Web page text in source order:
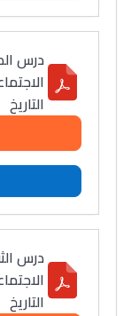
درس
التاريخ
درس
التاريخ